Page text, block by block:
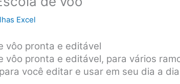
Excel
vôo pronta e editável
vôo pronta e editável, para vários
você editar e usar em seu dia a